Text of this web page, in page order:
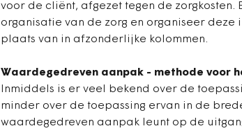
voor de cliënt, afgezet tegen de
organisatie van de zorg en organiseer deze
plaats van in afzonderlijke kolommen.
Waardegedreven aanpak - methode voor
Inmiddels is er veel bekend over de
minder over de toepassing ervan in de
waardegedreven aanpak leunt op de